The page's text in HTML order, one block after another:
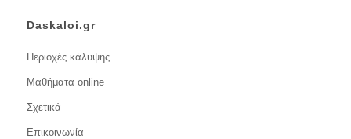
Daskaloi.gr
Περιοχές κάλυψης
Μαθήματα online
Σχετικά
Επικοινωνία